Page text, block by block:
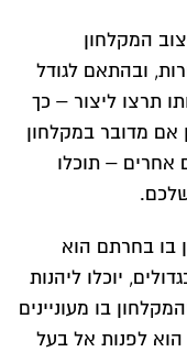
המקלחון
ובהתאם לגודל
תרצו ליצור – כך
אם מדובר במקלחון
אחרים – תוכלו
בו בחרתם הוא
יוכלו ליהנות
בו מעוניינים
לפנות אל בעל